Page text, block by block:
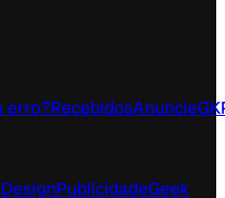
erro?RecebidosAnuncie
DesignPublicidadeGeek